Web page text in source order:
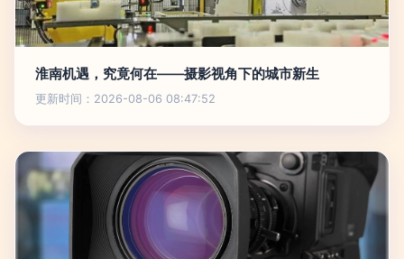
淮南机遇，究竟何在——摄影视角下的城市新生
更新时间：2026-08-06 08:47:52